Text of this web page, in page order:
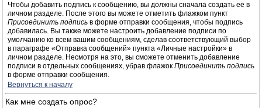
Чтобы добавить подпись к сообщению, вы должны сначала создать её в
личном разделе. После этого вы можете отметить флажком пункт
Присоединить подпись в форме отправки сообщения, чтобы подпись
добавилась. Вы также можете настроить добавление подписи по
умолчанию ко всем вашим сообщениям, сделав соответствующий выбор
в параграфе «Отправка сообщений» пункта «Личные настройки» в
личном разделе. Несмотря на это, вы сможете отменить добавление
подписи в отдельных сообщениях, убрав флажок Присоединить подпись
в форме отправки сообщения.
Вернуться к началу
Как мне создать опрос?